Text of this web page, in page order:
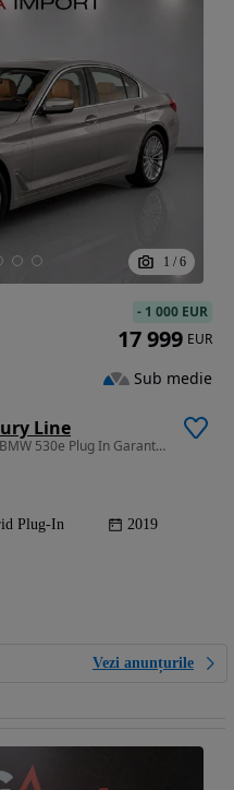
1 / 6
Line
1998 cm3 • 292 CP • Posibilitate Rate BMW 530e Plug In Garantie 12 36
Plug-In 2019
Vezi anunțurile
- 1 000 EUR
17 999 EUR
Sub medie